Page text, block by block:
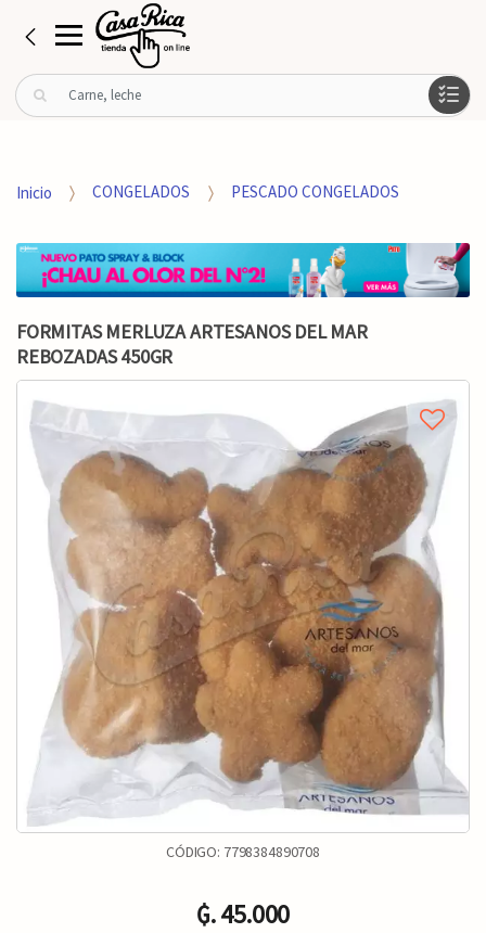
B
u
r
o
:
Inicio CONGELADOS PESCADO CONGELADOS
FORMITAS MERLUZA ARTESANOS DEL MAR
REBOZADAS 450GR
CÓDIGO: 7798384890708
₲. 45.000